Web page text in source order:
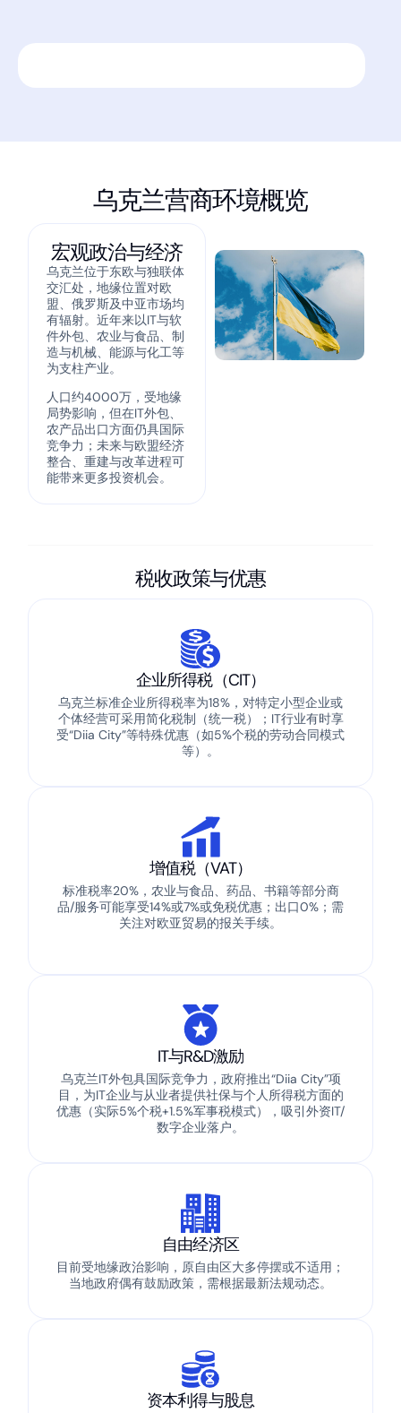
乌克兰营商环境概览
宏观政治与经济
乌克兰位于东欧与独联体
交汇处，地缘位置对欧
盟、俄罗斯及中亚市场均
有辐射。近年来以IT与软
件外包、农业与食品、制
造与机械、能源与化工等
为支柱产业。
人口约4000万，受地缘
局势影响，但在IT外包、
农产品出口方面仍具国际
竞争力；未来与欧盟经济
整合、重建与改革进程可
能带来更多投资机会。
税收政策与优惠
企业所得税（CIT）
乌克兰标准企业所得税率为18%，对特定小型企业或
个体经营可采用简化税制（统一税）；IT行业有时享
受“Diia City”等特殊优惠（如5%个税的劳动合同模式
等）。
增值税（VAT）
标准税率20%，农业与食品、药品、书籍等部分商
品/服务可能享受14%或7%或免税优惠；出口0%；需
关注对欧亚贸易的报关手续。
IT与R&D激励
乌克兰IT外包具国际竞争力，政府推出“Diia City”项
目，为IT企业与从业者提供社保与个人所得税方面的
优惠（实际5%个税+1.5%军事税模式），吸引外资IT/
数字企业落户。
自由经济区
目前受地缘政治影响，原自由区大多停摆或不适用；
当地政府偶有鼓励政策，需根据最新法规动态。
资本利得与股息